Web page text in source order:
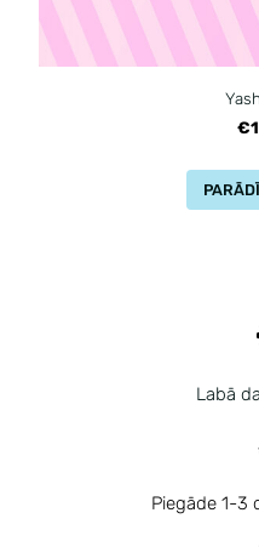
Labā
Piegāde 1-3